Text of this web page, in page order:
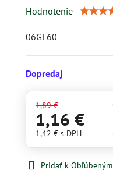
Hodnotenie
06GL60
Dopredaj
1,89 €
1,16 €
1,42 €s DPH
Pridať k Obľúbeným